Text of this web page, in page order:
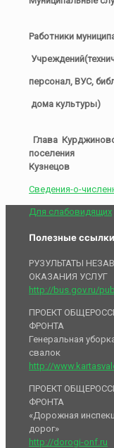
Работники
персонал, ВУС,
дома
Глава
Сведения-о-
Для слабовидящих
Полезные
РУЗУЛЬТАТЫ
ОКАЗАНИЯ УСЛУГ
http://bus.gov.ru/
ПРОЕКТ
ФРОНТА
Генеральная
свалок
http://
ПРОЕКТ
ФРОНТА
«Дорожная
дорог»
http://dorogi-onf.ru